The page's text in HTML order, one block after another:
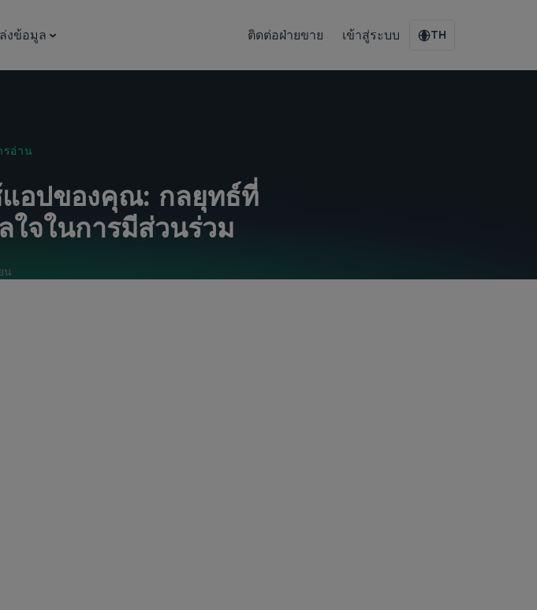
งข้อมูล ติดต่อฝ่ายขาย เข้าสู่ระบบ TH
รอ่าน
แอปของคุณ: กลยุทธ์ที่
ใจในการมีส่วนร่วม
น